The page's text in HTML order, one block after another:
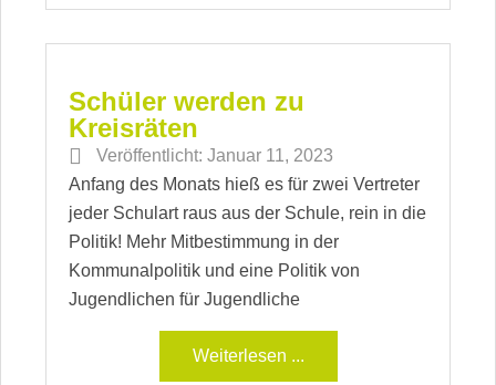
Schüler werden zu
Kreisräten
Veröffentlicht: Januar 11, 2023
Anfang des Monats hieß es für zwei Vertreter
jeder Schulart raus aus der Schule, rein in die
Politik! Mehr Mitbestimmung in der
Kommunalpolitik und eine Politik von
Jugendlichen für Jugendliche
Weiterlesen ...